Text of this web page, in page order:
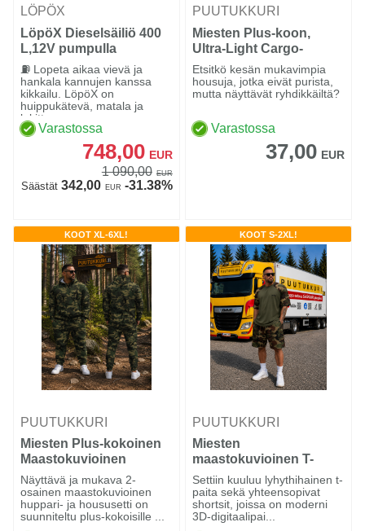
LÖPÖX
LöpöX Dieselsäiliö 400
L,12V pumpulla
⛽ Lopeta aikaa vievä ja
hankala kannujen kanssa
kikkailu. LöpöX on
huippukätevä, matala ja
lukittav...
Varastossa
748,00 EUR
1 090,00 EUR
Säästät342,00 EUR -31.38%
PUUTUKKURI
Miesten Plus-koon,
Ultra-Light Cargo-
shortsit
Etsitkö kesän mukavimpia
housuja, jotka eivät purista,
mutta näyttävät ryhdikkäiltä?
Varastossa
37,00 EUR
KOOT XL-6XL!
PUUTUKKURI
Miesten Plus-kokoinen
Maastokuvioinen
Huppari- ja Housusetti
Näyttävä ja mukava 2-
osainen maastokuvioinen
huppari- ja housusetti on
suunniteltu plus-kokoisille ...
KOOT S-2XL!
PUUTUKKURI
Miesten
maastokuvioinen T-
paita- ja shortsisetti
Settiin kuuluu lyhythihainen t-
paita sekä yhteensopivat
shortsit, joissa on moderni
3D-digitaalipai...